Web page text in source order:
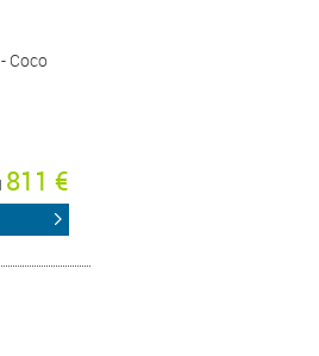
Coco
811 €